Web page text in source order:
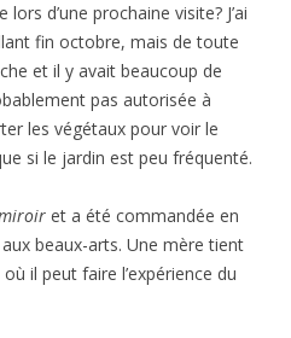
d’une prochaine visite? J’ai
fin octobre, mais de toute
et il y avait beaucoup de
pas autorisée à
les végétaux pour voir le
si le jardin est peu fréquenté.
et a été commandée en
beaux-arts. Une mère tient
il peut faire l’expérience du